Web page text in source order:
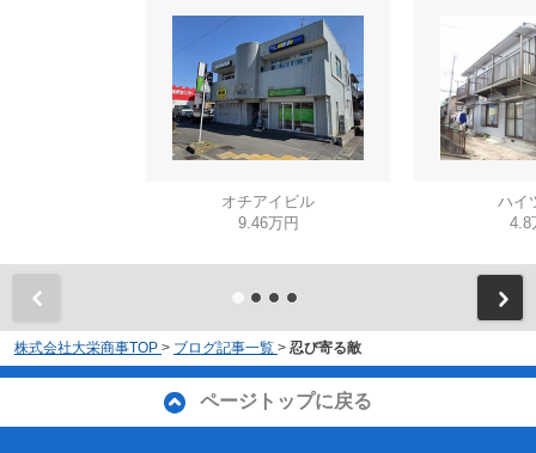
オチアイビル
9.46万円
ハイ
4.8
株式会社大栄商事TOP > ブログ記事一覧 > 忍び寄る敵
ページトップに戻る